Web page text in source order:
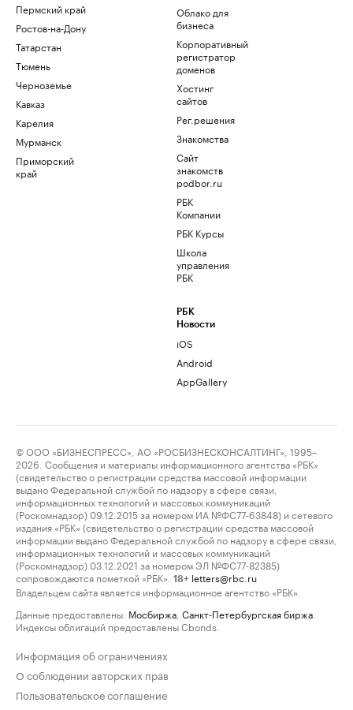
Пермский край
Ростов-на-Дону
Татарстан
Тюмень
Черноземье
Кавказ
Карелия
Мурманск
Приморский
край
Облако для
бизнеса
Корпоративный
регистратор
доменов
Хостинг
сайтов
Рег.решения
Знакомства
Сайт
знакомств
podbor.ru
РБК
Компании
РБК Курсы
Школа
управления
РБК
РБК
Новости
iOS
Android
AppGallery
© ООО «БИЗНЕСПРЕСС», АО «РОСБИЗНЕСКОНСАЛТИНГ», 1995–
2026. Сообщения и материалы информационного агентства «РБК»
(свидетельство о регистрации средства массовой информации
выдано Федеральной службой по надзору в сфере связи,
информационных технологий и массовых коммуникаций
(Роскомнадзор) 09.12.2015 за номером ИА №ФС77-63848) и сетевого
издания «РБК» (свидетельство о регистрации средства массовой
информации выдано Федеральной службой по надзору в сфере связи,
информационных технологий и массовых коммуникаций
(Роскомнадзор) 03.12.2021 за номером ЭЛ №ФС77-82385)
сопровождаются пометкой «РБК».
18+ letters@rbc.ru
Владельцем сайта является информационное агентство «РБК».
Данные предоставлены: Мосбиржа Санкт-Петербургская биржа
Индексы облигаций предоставлены Cbonds.
Информация об ограничениях
О соблюдении авторских прав
Пользовательское соглашение